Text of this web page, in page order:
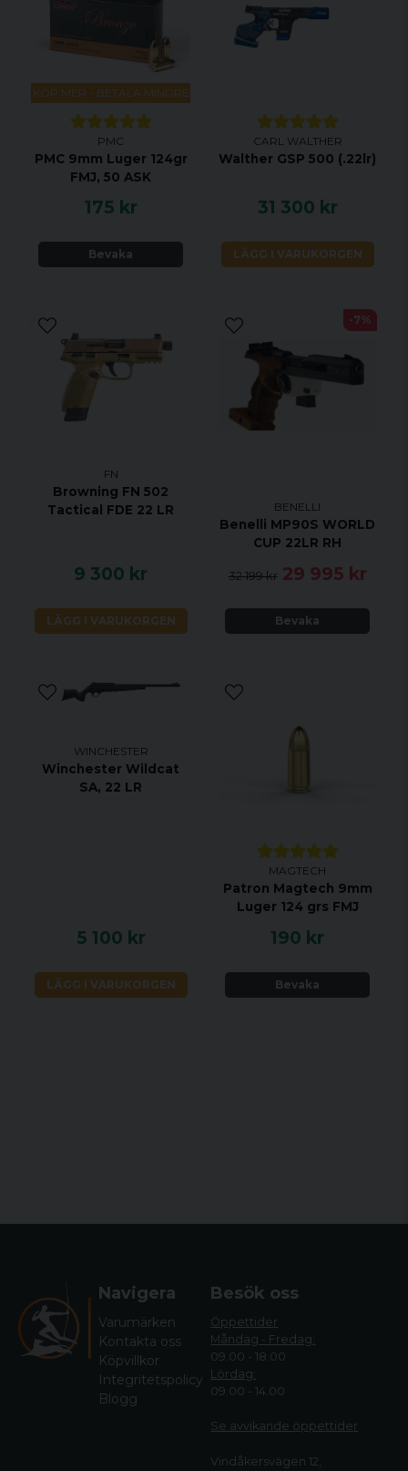
KÖP MER - BETALA MINDRE
PMC
PMC 9mm Luger 124gr
FMJ, 50 ASK
175 kr
Bevaka
CARL WALTHER
Walther GSP 500 (.22lr)
31 300 kr
LÄGG I VARUKORGEN
FN
Browning FN 502
Tactical FDE 22 LR
9 300 kr
LÄGG I VARUKORGEN
BENELLI
Benelli MP90S WORLD
CUP 22LR RH
32 199 kr 29 995 kr
Bevaka
-7%
WINCHESTER
Winchester Wildcat
SA, 22 LR
5 100 kr
LÄGG I VARUKORGEN
MAGTECH
Patron Magtech 9mm
Luger 124 grs FMJ
190 kr
Bevaka
Navigera
Varumärken
Kontakta oss
Köpvillkor
Integritetspolicy
Blogg
Besök oss
Öppettider
Måndag - Fredag:
09.00 - 18.00
Lördag:
09.00 - 14.00
Se avvikande öppettider
Vindåkersvägen 12,